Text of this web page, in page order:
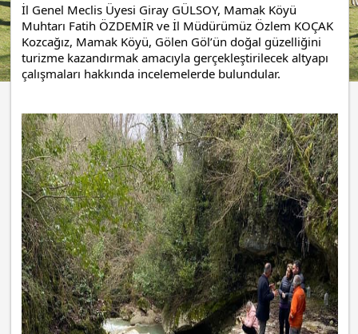
İl Genel Meclis Üyesi Giray GÜLSOY, Mamak Köyü
Muhtarı Fatih ÖZDEMİR ve İl Müdürümüz Özlem KOÇAK
Kozcağız, Mamak Köyü, Gölen Göl’ün doğal güzelliğini
turizme kazandırmak amacıyla gerçekleştirilecek altyapı
çalışmaları hakkında incelemelerde bulundular.